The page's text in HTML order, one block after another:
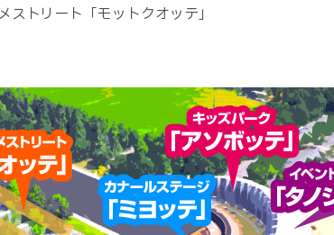
トリート「モットクオッテ」